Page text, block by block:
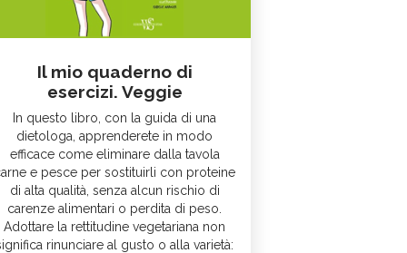
Il mio quaderno di
esercizi. Veggie
In questo libro, con la guida di una
dietologa, apprenderete in modo
efficace come eliminare dalla tavola
e pesce per sostituirli con proteine
di alta qualità, senza alcun rischio di
carenze alimentari o perdita di peso.
Adottare la rettitudine vegetariana non
rinunciare al gusto o alla varietà: